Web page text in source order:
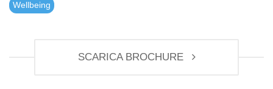
Wellbeing
SCARICA BROCHURE